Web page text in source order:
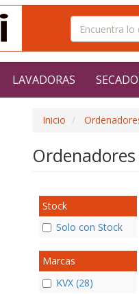
LAVADORAS
Inicio
Ordenadores
Stock
Solo con Stock
Marcas
KVX (28)